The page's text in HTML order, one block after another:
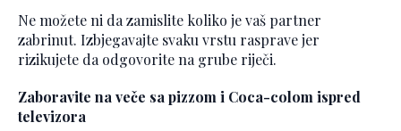
Ne možete ni da zamislite koliko je vaš partner
zabrinut. Izbjegavajte svaku vrstu rasprave jer
rizikujete da odgovorite na grube riječi.
Zaboravite na veče sa pizzom i Coca-colom ispred
televizora